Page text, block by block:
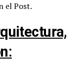
el Post.